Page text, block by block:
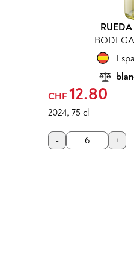
CHF 12.80
2024, 75 cl
- +